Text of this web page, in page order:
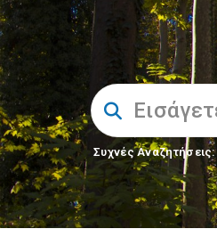
Συχνές Αναζητήσεις: